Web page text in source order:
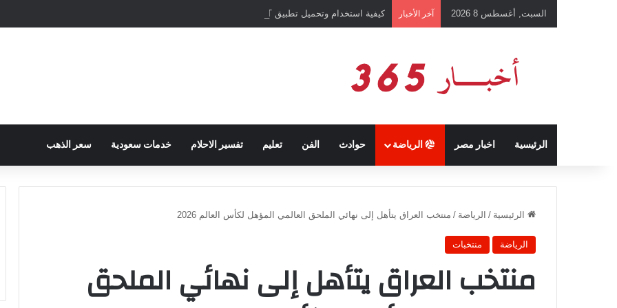
السبت, أغسطس 8 2026 آخر الأخبار كيفية استخدام وتحميل تطبيق chatGPT وإجراء المحادثات المباشرة والمراسلات الفورية
الرئيسية اخبار مصر الرياضة حوادث الفن تعليم تفسير الاحلام خدمات سعودية سعر الذهب
الرئيسية / الرياضة / منتخب العراق يتأهل إلى نهائي الملحق العالمي المؤهل لكأس العالم 2026
الرياضة منتخبات
منتخب العراق يتأهل إلى نهائي الملحق